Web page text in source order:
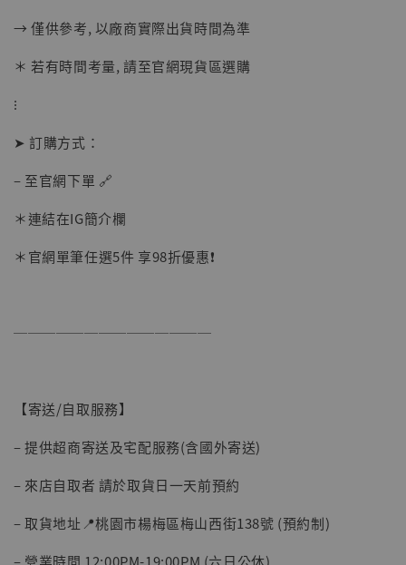
→ 僅供參考, 以廠商實際出貨時間為準
＊ 若有時間考量, 請至官網現貨區選購
⁝
➤ 訂購方式：
– 至官網下單 🔗
＊連結在IG簡介欄
＊官網單筆任選5件 享98折優惠❗️
──────────────
【寄送/自取服務】
– 提供超商寄送及宅配服務(含國外寄送)
– 來店自取者 請於取貨日一天前預約
– 取貨地址📍桃園市楊梅區梅山西街138號 (預約制)
– 營業時間 12:00PM-19:00PM (六日公休)